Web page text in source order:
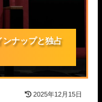
ナップと独占
ナップと独占
ナップと独占
2025年12月15日